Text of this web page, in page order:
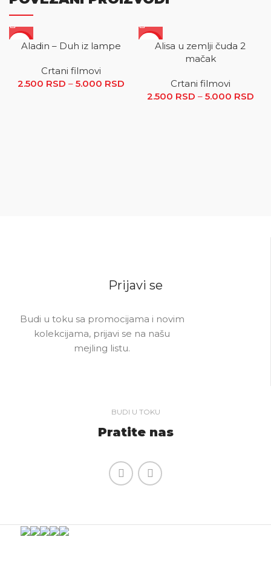
SALE
Aladin – Duh iz lampe
Crtani filmovi
2.500 RSD – 5.000 RSD
Raspon cena: od 2.500 RSD
do 5.000 RSD
SALEAlisa u zemlji čuda 2
mačak
Crtani filmovi
2.500 RSD – 5.000 RSD
Prijavi se
Budi u toku sa promocijama i novim
kolekcijama, prijavi se na našu
mejling listu.
BUDI U TOKU
Pratite nas